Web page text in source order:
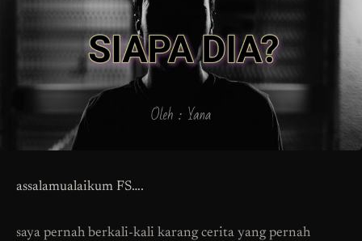
assalamualaikum FS….
saya pernah berkali-kali karang cerita yang pernah